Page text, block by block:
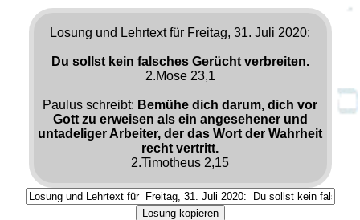
Losung und Lehrtext für Freitag, 31. Juli 2020:
Du sollst kein falsches Gerücht verbreiten.
2.Mose 23,1
Paulus schreibt: Bemühe dich darum, dich vor
Gott zu erweisen als ein angesehener und
untadeliger Arbeiter, der das Wort der Wahrheit
recht vertritt.
2.Timotheus 2,15
Losung kopieren